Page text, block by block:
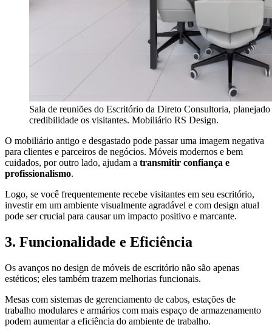
Sala de reuniões do Escritório da Direto Consultoria,
credibilidade os visitantes. Mobiliário RS Design.
O mobiliário antigo e desgastado pode passar uma imagem negativa
para clientes e parceiros de negócios. Móveis modernos e bem
cuidados, por outro lado, ajudam a transmitir confiança e
profissionalismo.
Logo, se você frequentemente recebe visitantes em seu escritório,
investir em um ambiente visualmente agradável e com design atual
pode ser crucial para causar um impacto positivo e marcante.
3. Funcionalidade e Eficiência
Os avanços no design de móveis de escritório não são apenas
estéticos; eles também trazem melhorias funcionais.
Mesas com sistemas de gerenciamento de cabos, estações de
trabalho modulares e armários com mais espaço de armazenamento
podem aumentar a eficiência do ambiente de trabalho.